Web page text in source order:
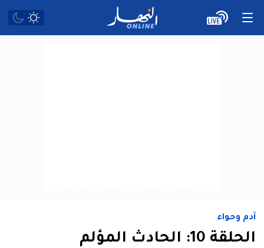
آدم وحواء
الحلقة 10: الحادث المؤلم